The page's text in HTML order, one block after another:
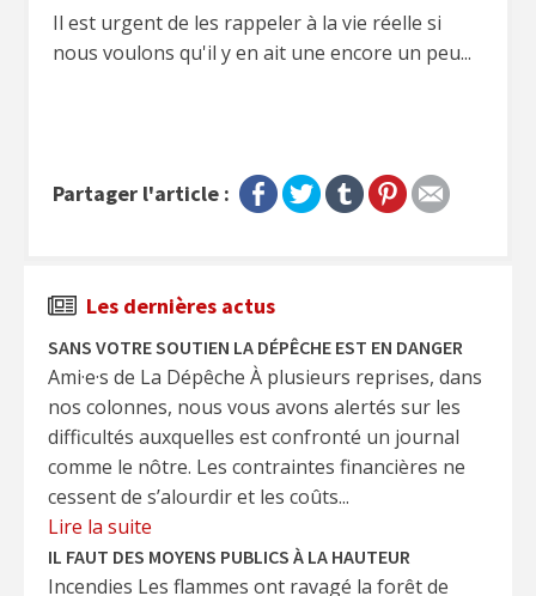
Il est urgent de les rappeler à la vie réelle si
nous voulons qu'il y en ait une encore un peu...
Partager l'article :
Les dernières actus
SANS VOTRE SOUTIEN LA DÉPÊCHE EST EN DANGER
Ami·e·s de La Dépêche À plusieurs reprises, dans
nos colonnes, nous vous avons alertés sur les
difficultés auxquelles est confronté un journal
comme le nôtre. Les contraintes financières ne
cessent de s’alourdir et les coûts...
Lire la suite
IL FAUT DES MOYENS PUBLICS À LA HAUTEUR
Incendies Les flammes ont ravagé la forêt de